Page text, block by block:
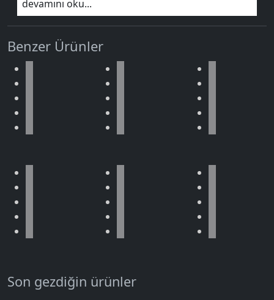
devamını oku...
Benzer Ürünler
Son gezdiğin ürünler